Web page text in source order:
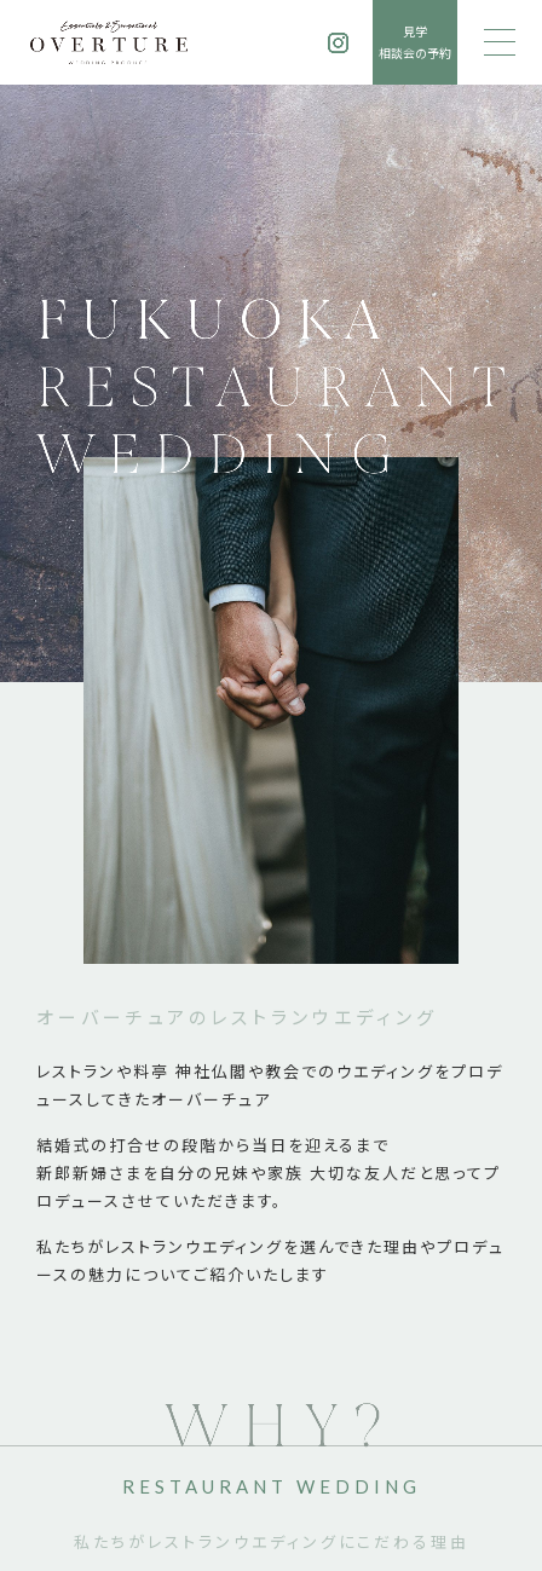
見学
相談会の予約
オーバーチュアのレストランウエディング
レストランや料亭 神社仏閣や教会でのウエディングをプロデ
ュースしてきたオーバーチュア
結婚式の打合せの段階から当日を迎えるまで
新郎新婦さまを自分の兄妹や家族 大切な友人だと思ってプ
ロデュースさせていただきます。
私たちがレストランウエディングを選んできた理由やプロデュ
ースの魅力についてご紹介いたします
RESTAURANT WEDDING
私たちがレストランウエディングにこだわる理由